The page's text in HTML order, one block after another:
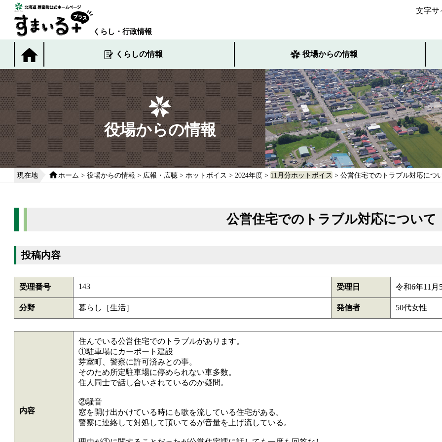
くらし・行政情報
文字サ
くらしの情報 役場からの情報
役場からの情報
現在地 ホーム > 役場からの情報 > 広報・広聴 > ホットボイス > 2024年度 > 11月分ホットボイス > 公営住宅でのトラブル対応につ
公営住宅でのトラブル対応について
投稿内容
受理番号 143 受理日 令和6年11月
分野 暮らし［生活］ 発信者 50代女性
内容
住んでいる公営住宅でのトラブルがあります。
①駐車場にカーポート建設
芽室町、警察に許可済みとの事。
そのため所定駐車場に停められない車多数。
住人同士で話し合いされているのか疑問。
②騒音
窓を開け出かけている時にも歌を流している住宅がある。
警察に連絡して対処して頂いてるが音量を上げ流している。